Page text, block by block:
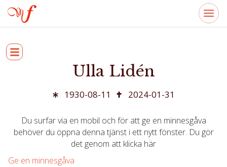
Ulla Lidén
1930-08-11 2024-01-31
Du surfar via en mobil och för att ge en minnesgåva
behöver du öppna denna tjänst i ett nytt fönster. Du gör
det genom att klicka här
Ge en minnesgåva